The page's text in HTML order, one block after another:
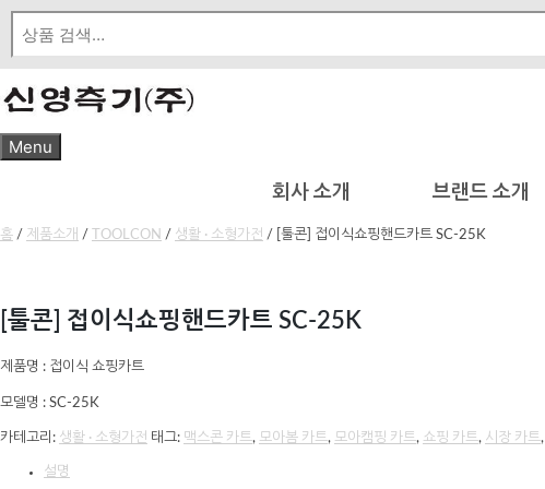
Skip
content
Menu
회사 소개 브랜드 소개
홈 / 제품소개 / TOOLCON / 생활 · 소형가전 / [툴콘] 접이식쇼핑핸드카트 SC-25K
[툴콘] 접이식쇼핑핸드카트 SC-25K
제품명 : 접이식 쇼핑카트
모델명 : SC-25K
카테고리: 생활 · 소형가전 태그: 맥스콘 카트, 모아봄 카트, 모아캠핑 카트, 쇼핑 카트, 시장 카트,
설명